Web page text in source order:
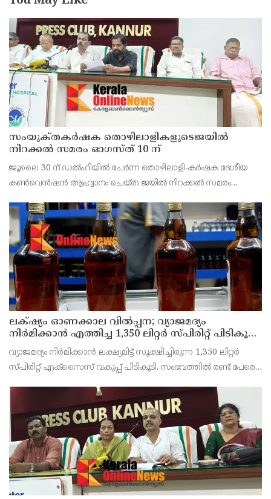
സംയുക്‌തകർഷക തൊഴിലാളികളുടെജയിൽ
നിറക്കൽ സമരം ഓഗസ്ത് 10 ന്
ജൂലൈ 30 ന് ഡൽഹിയിൽ ചേർന്ന തൊഴിലാളി-കർഷക ദേശീയ
കൺവെൻഷൻ ആഹ്വാനം ചെയ്ത ജയിൽ നിറക്കൽ സമരം
തൊഴിലാളി സംഘടനകളുടെ സംയുക്ത ജില്ലാ സമിതി
തീരുമാനിച്ചു.ഇതിന്റെ ഭാഗമായ
ലക്‌ഷ്യം ഓണക്കാല വിൽപ്പന; വ്യാജമദ്യം
നിർമിക്കാൻ എത്തിച്ച 1,350 ലിറ്റർ സ്പിരിറ്റ് പിടികൂടി;
രണ്ട് പേർ അറസ്റ്റിൽ
വ്യാജമദ്യം നിർമിക്കാൻ ലക്ഷ്യമിട്ട് സൂക്ഷിച്ചിരുന്ന 1,350 ലിറ്റർ
സ്പിരിറ്റ് എക്സൈസ് വകുപ്പ് പിടികൂടി. സംഭവത്തിൽ രണ്ട് പേരെ
കോട്ടക്കുളങ്ങരയിലെ ഹോളോബ്രിക